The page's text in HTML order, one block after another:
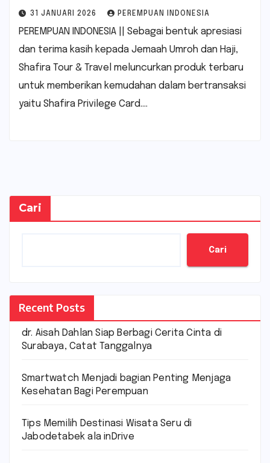
31 JANUARI 2026 PEREMPUAN INDONESIA
PEREMPUAN INDONESIA || Sebagai bentuk apresiasi
dan terima kasih kepada Jemaah Umroh dan Haji,
Shafira Tour & Travel meluncurkan produk terbaru
untuk memberikan kemudahan dalam bertransaksi
yaitu Shafira Privilege Card.…
Cari
Cari
Recent Posts
dr. Aisah Dahlan Siap Berbagi Cerita Cinta di
Surabaya, Catat Tanggalnya
Smartwatch Menjadi bagian Penting Menjaga
Kesehatan Bagi Perempuan
Tips Memilih Destinasi Wisata Seru di
Jabodetabek ala inDrive